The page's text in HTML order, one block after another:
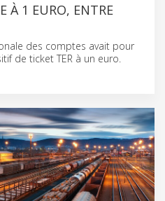
À 1 EURO, ENTRE
des comptes avait pour
de ticket TER à un euro.